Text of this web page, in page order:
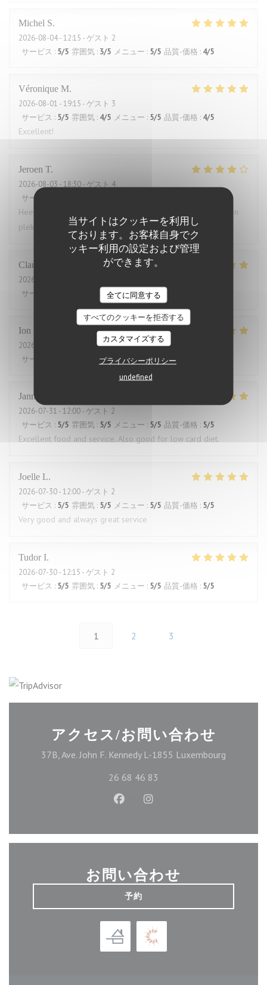
当サイトはクッキーを利用し
ております。お客様自身でク
ッキー利用の設定および管理
ができます。
全てに同意する
すべてのクッキーを拒否する
カスタマイズする
プライバシーポリシー
undefined
Michel S
2026-08-04- 12:15 - ゲスト 2
サービス : 5/5 雰囲気 : 3/5 メニュー : 5/5 品質-価格 : 4/5
Véronique M
2026-08-01 - 19:15 - ゲスト 3
サービス : 5/5 雰囲気 : 4/5 メニュー : 5/5 品質-価格 : 4/5
Excellent!
Jeroen T
2026-08-03 - 18:30 - ゲスト 4
サービス
Heerlijk gegeten. Grote porties, zelden zo vol gezeten. Geen
plek voor een toetje.
Claude
2026-07-31
サービス
/5 メニュー:5/5
Ion
2026-07-31
- 21:30 - ゲスト 2
サービス
5/5 メニュー:5 /5 品質-価格
Janne
2026-07-31 - 12:00 - ゲスト 2
サービス : 5/5 雰囲気 : 5/5 メニュー : 5/5 品質-価格 : 5/5
Excellent food and service. Also good for low card diet.
Joelle L
2026-07-30- 12:00 - ゲスト 2
サービス : 5/5 雰囲気 : 5/5 メニュー : 5/5 品質-価格 : 5/5
Very good and always great service
Tudor I
2026-07-30- 12:15 - ゲスト 2
サービス : 5/5 雰囲気 : 5/5 メニュー : 5/5 品質-価格 : 5/5
1 2 3
アクセス/お問い合わせ
37B, Ave. John F. Kennedy L-1855 Luxembourg
26 68 46 83
Facebook ((新しいウィンドウ
Instagram ((新しいウィ
お問い合わせ
予約